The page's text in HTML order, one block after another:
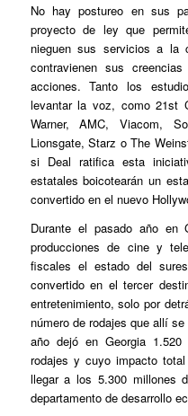
No hay postureo en sus
proyecto de ley que
nieguen sus servicios a la
contravienen sus
acciones. Tanto los
levantar la voz, como 21st
Warner, AMC, Viacom,
Lionsgate, Starz o The
si Deal ratifica esta
estatales boicotearán un
convertido en el nuevo
Durante el pasado año en
producciones de cine y
fiscales el estado del
convertido en el tercer
entretenimiento, solo por
número de rodajes que allí
año dejó en Georgia
rodajes y cuyo impacto
llegar a los 5.300 millones
departamento de desarrollo